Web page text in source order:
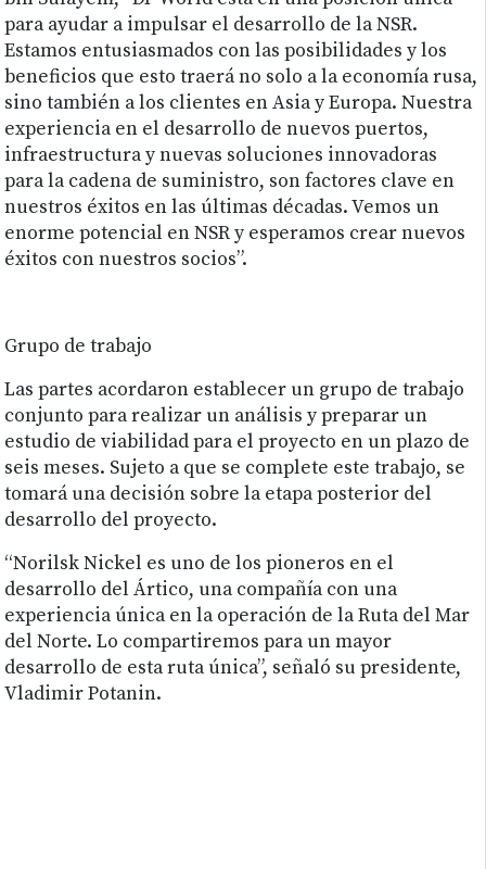
para ayudar a impulsar el desarrollo de la NSR.
Estamos entusiasmados con las posibilidades y los
beneficios que esto traerá no solo a la economía rusa,
sino también a los clientes en Asia y Europa. Nuestra
experiencia en el desarrollo de nuevos puertos,
infraestructura y nuevas soluciones innovadoras
para la cadena de suministro, son factores clave en
nuestros éxitos en las últimas décadas. Vemos un
enorme potencial en NSR y esperamos crear nuevos
éxitos con nuestros socios”.
Grupo de trabajo
Las partes acordaron establecer un grupo de trabajo
conjunto para realizar un análisis y preparar un
estudio de viabilidad para el proyecto en un plazo de
seis meses. Sujeto a que se complete este trabajo, se
tomará una decisión sobre la etapa posterior del
desarrollo del proyecto.
“Norilsk Nickel es uno de los pioneros en el
desarrollo del Ártico, una compañía con una
experiencia única en la operación de la Ruta del Mar
del Norte. Lo compartiremos para un mayor
desarrollo de esta ruta única”, señaló su presidente,
Vladimir Potanin.